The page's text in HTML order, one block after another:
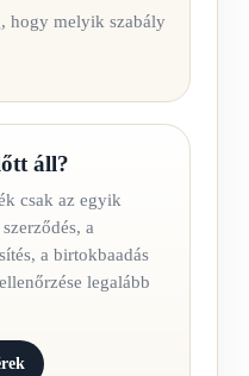
hogy melyik szabály
áll?
csak az egyik
a
a birtokbaadás
legalább